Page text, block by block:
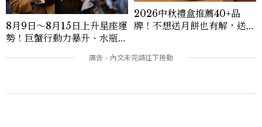
8月9日～8月15日上升星座運
勢！巨蟹行動力暴升、水瓶迎
2026中秋禮盒推薦40+品
牌！不想送月餅也有解，送長